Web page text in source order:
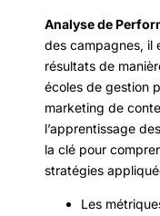
Analyse de
des campagnes, il
résultats de
écoles de gestion
marketing de
l’apprentissage
la clé pour
stratégies
Les